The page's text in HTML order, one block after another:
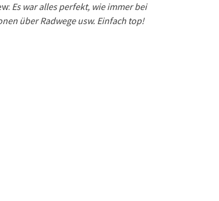
Es war alles perfekt, wie immer bei
über Radwege usw. Einfach top!